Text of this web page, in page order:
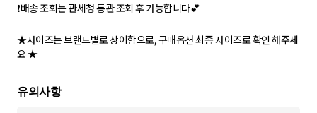
❗배송 조회는 관세청 통관 조회 후 가능합니다💕
★사이즈는 브랜드별로 상이함으로, 구매옵션 최종 사이즈로 확인 해주세
요 ★
유의사항